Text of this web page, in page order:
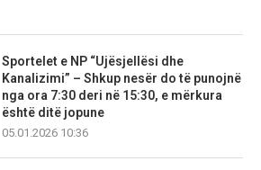
Sportelet e NP “Ujësjellësi dhe
Kanalizimi” – Shkup nesër do të punojnë
nga ora 7:30 deri në 15:30, e mërkura
është ditë jopune
05.01.2026 10:36